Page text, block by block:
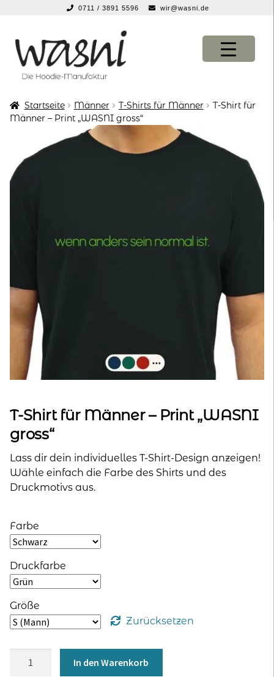
0711 / 3891 5596 wir@wasni.de
Navigation
springen
Inhalt
springen
KONFIGURATOR
über uns
vor ort
KONFIGURATOR
über uns
kontakt
home
Startseite Männer T-Shirts für Männer
T-Shirt für
Männer – Print „WASNI gross“
T-Shirt für Männer – Print „WASNI
gross“
Lass dir dein individuelles T-Shirt-Design anzeigen!
Wähle einfach die Farbe des Shirts und des
Druckmotivs aus.
Farbe
Druckfarbe
Größe
Zurücksetzen
Shirt
In den Warenkorb